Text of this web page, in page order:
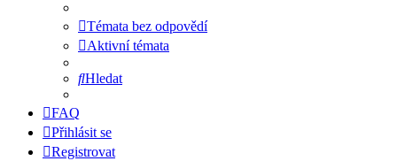
Témata bez odpovědí
Aktivní témata
Hledat
FAQ
Přihlásit se
Registrovat